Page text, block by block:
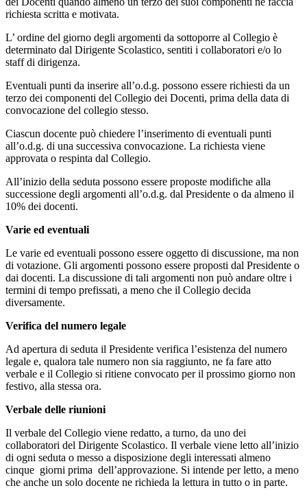
richiesta scritta e motivata.
L’ ordine del giorno degli argomenti da sottoporre al Collegio è
determinato dal Dirigente Scolastico, sentiti i collaboratori e/o lo
staff di dirigenza.
Eventuali punti da inserire all’o.d.g. possono essere richiesti da un
terzo dei componenti del Collegio dei Docenti, prima della data di
convocazione del collegio stesso.
Ciascun docente può chiedere l’inserimento di eventuali punti
all’o.d.g. di una successiva convocazione. La richiesta viene
approvata o respinta dal Collegio.
All’inizio della seduta possono essere proposte modifiche alla
successione degli argomenti all’o.d.g. dal Presidente o da almeno il
10% dei docenti.
Varie ed eventuali
Le varie ed eventuali possono essere oggetto di discussione, ma non
di votazione. Gli argomenti possono essere proposti dal Presidente o
dai docenti. La discussione di tali argomenti non può andare oltre i
termini di tempo prefissati, a meno che il Collegio decida
diversamente.
Verifica del numero legale
Ad apertura di seduta il Presidente verifica l’esistenza del numero
legale e, qualora tale numero non sia raggiunto, ne fa fare atto
verbale e il Collegio si ritiene convocato per il prossimo giorno non
festivo, alla stessa ora.
Verbale delle riunioni
Il verbale del Collegio viene redatto, a turno, da uno dei
collaboratori del Dirigente Scolastico. Il verbale viene letto all’inizio
di ogni seduta o messo a disposizione degli interessati almeno
cinque giorni prima dell’approvazione. Si intende per letto, a meno
che anche un solo docente ne richieda la lettura in tutto o in parte.